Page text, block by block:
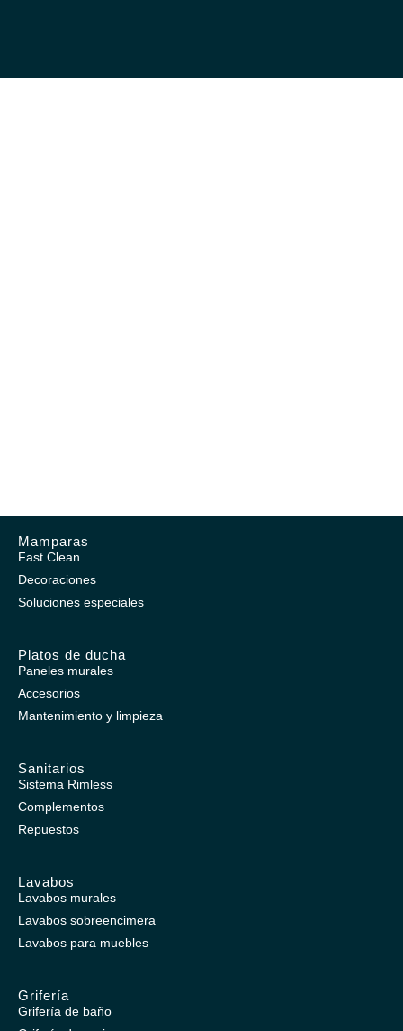
Mamparas
Fast Clean
Decoraciones
Soluciones especiales
Platos de ducha
Paneles murales
Accesorios
Mantenimiento y limpieza
Sanitarios
Sistema Rimless
Complementos
Repuestos
Lavabos
Lavabos murales
Lavabos sobreencimera
Lavabos para muebles
Grifería
Grifería de baño